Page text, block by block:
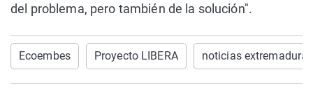
del problema, pero también de la solución".
Ecoembes Proyecto LIBERA noticias extremadura